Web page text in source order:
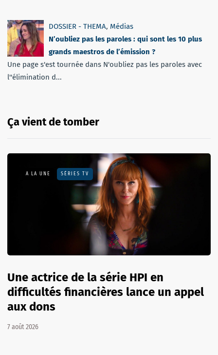
DOSSIER - THEMA, Médias
N’oubliez pas les paroles : qui sont les 10 plus
grands maestros de l’émission ?
Une page s'est tournée dans N'oubliez pas les paroles avec
l''élimination d...
Ça vient de tomber
A LA UNE SÉRIES TV
Une actrice de la série HPI en
difficultés financières lance un appel
aux dons
7 août 2026